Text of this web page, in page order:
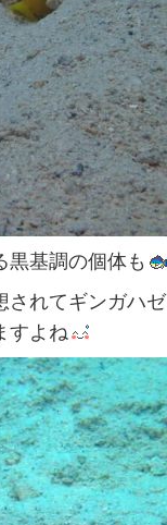
黒基調の個体も
されてギンガハ
すよね